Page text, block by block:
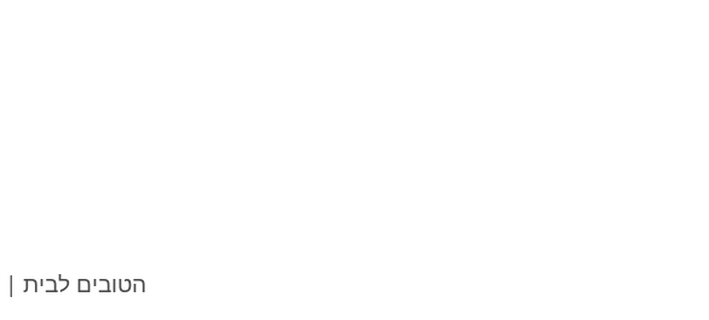
הטובים לבית | תיווך